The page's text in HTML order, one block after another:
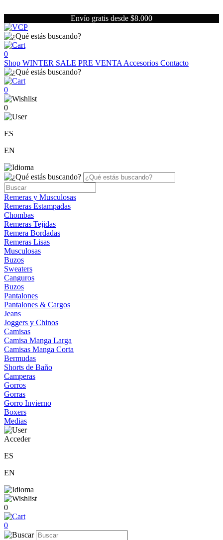
Envío gratis desde $8.000
0
Shop WINTER SALE PRE VENTA Accesorios Contacto
0
0
ES
EN
Remeras y Musculosas
Remeras Estampadas
Chombas
Remeras Tejidas
Remera Bordadas
Remeras Lisas
Musculosas
Buzos
Sweaters
Canguros
Buzos
Pantalones
Pantalones & Cargos
Jeans
Joggers y Chinos
Camisas
Camisa Manga Larga
Camisas Manga Corta
Bermudas
Shorts de Baño
Camperas
Gorros
Gorras
Gorro Invierno
Boxers
Medias
Acceder
ES
EN
0
0